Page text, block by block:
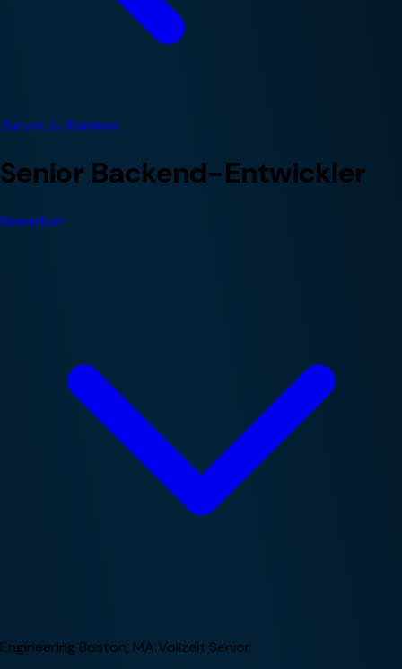
Zurück zu Karriere
Senior Backend-Entwickler
Bewerben
Engineering Boston, MA Vollzeit Senior